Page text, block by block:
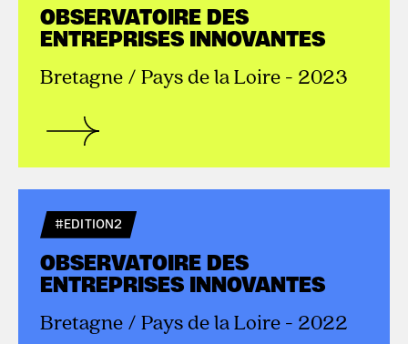
OBSERVATOIRE DES
ENTREPRISES INNOVANTES
Bretagne / Pays de la Loire - 2023
#EDITION2
OBSERVATOIRE DES
ENTREPRISES INNOVANTES
Bretagne / Pays de la Loire - 2022